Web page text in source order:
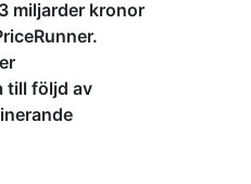
miljarder kronor
till följd av